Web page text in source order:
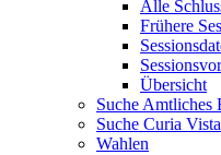
Alle
Frühere
Übersicht
Suche Amtliches
Suche Curia Vista
Wahlen